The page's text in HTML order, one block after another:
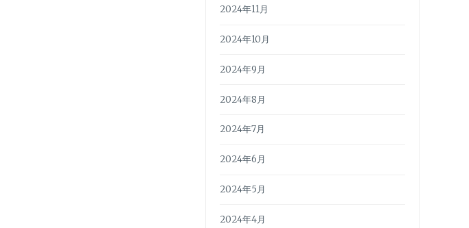
2024年11月
2024年10月
2024年9月
2024年8月
2024年7月
2024年6月
2024年5月
2024年4月